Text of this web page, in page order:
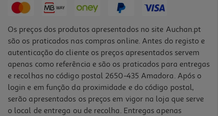
Os preços dos produtos apresentados no site Auchan.pt
são os praticados nas compras online. Antes do registo e
autenticação do cliente os preços apresentados servem
apenas como referência e são os praticados para entregas
e recolhas no código postal 2650-435 Amadora. Após o
login e em função da proximidade e do código postal,
serão apresentados os preços em vigor na loja que serve
o local de entrega ou de recolha. Entregas apenas